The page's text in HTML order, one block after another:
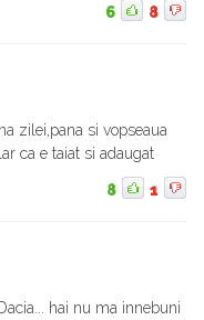
6 8
zilei,pana si vopseaua
ca e taiat si adaugat
8 1
hai nu ma innebuni